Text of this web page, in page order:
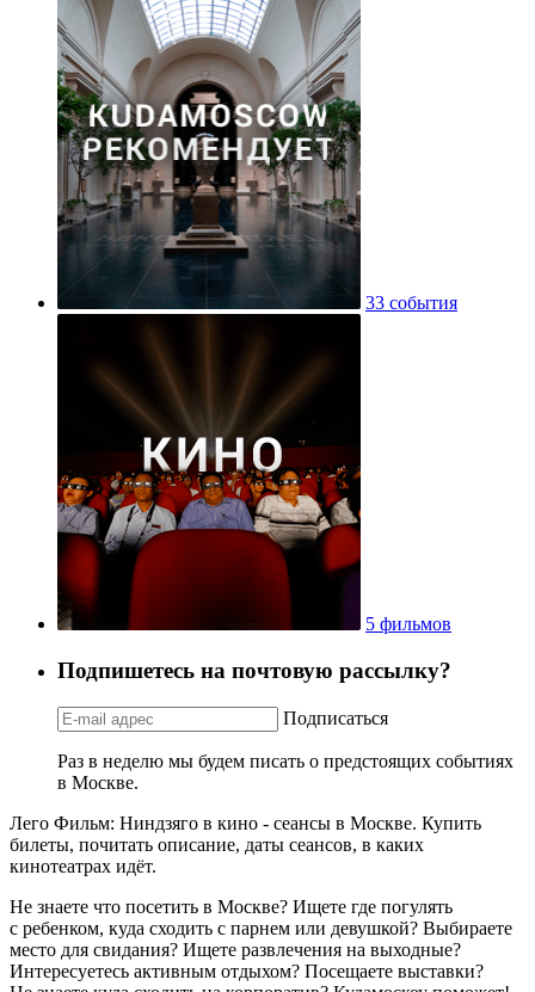
33 события
5 фильмов
Подпишетесь на почтовую рассылку?
Подписаться
Раз в неделю мы будем писать о предстоящих событиях
в Москве.
Лего Фильм: Ниндзяго в кино - сеансы в Москве. Купить
билеты, почитать описание, даты сеансов, в каких
кинотеатрах идёт.
Не знаете что посетить в Москве? Ищете где погулять
с ребенком, куда сходить с парнем или девушкой? Выбираете
место для свидания? Ищете развлечения на выходные?
Интересуетесь активным отдыхом? Посещаете выставки?